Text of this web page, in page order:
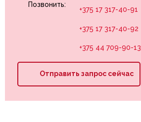
Позвонить:
+375 17 317-40-91
+375 17 317-40-92
+375 44 709-90-13
Отправить запрос сейчас